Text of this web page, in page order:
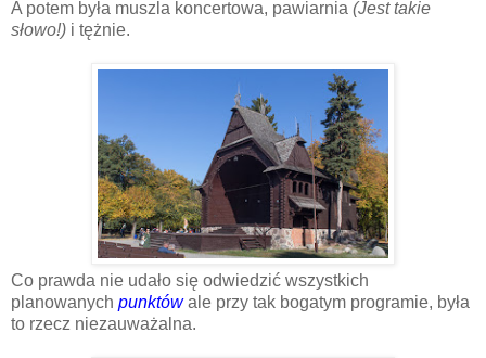
A potem była muszla koncertowa, pawiarnia (Jest takie
słowo!) i tężnie.
Co prawda nie udało się odwiedzić wszystkich
planowanych punktówale przy tak bogatym programie, była
to rzecz niezauważalna.